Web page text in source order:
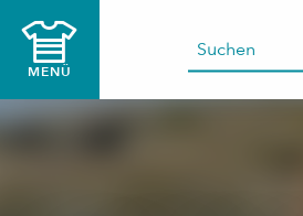
contenu
MENÜ